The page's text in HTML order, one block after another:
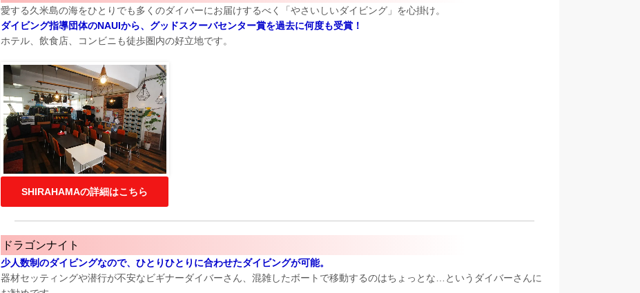
愛する久米島の海をひとりでも多くのダイバーにお届けするべく「やさいしいダイビング」を心掛け。
ダイビング指導団体のNAUIから、グッドスクーバセンター賞を過去に何度も受賞！
ホテル、飲食店、コンビニも徒歩圏内の好立地です。
SHIRAHAMAの詳細はこちら
ドラゴンナイト
少人数制のダイビングなので、ひとりひとりに合わせたダイビングが可能。
器材セッティングや潜行が不安なビギナーダイバーさん、混雑したボートで移動するのはちょっとな…というダイバーさんに